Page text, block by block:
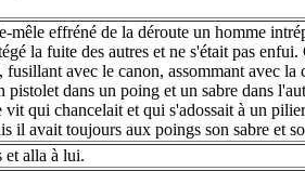
mêle effréné de la déroute un homme
la fuite des autres et ne s'était pas enfui.
fusillant avec le canon, assommant avec la
pistolet dans un poing et un sabre dans
qui chancelait et qui s'adossait à un
il avait toujours aux poings son sabre et
et alla à lui.